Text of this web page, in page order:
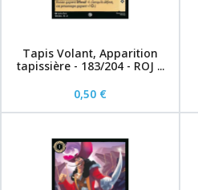
Tapis Volant, Apparition
tapissière - 183/204 - ROJ ...
0,50 €